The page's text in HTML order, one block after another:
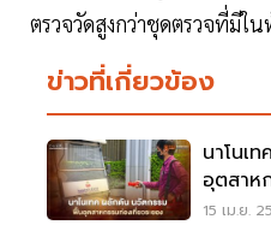
ตรวจวัดสูงกว่าชุดตรวจที่มีใน
ข่าวที่เกี่ยวข้อง
นาโนเ
อุตสาห
15 เม.ย.